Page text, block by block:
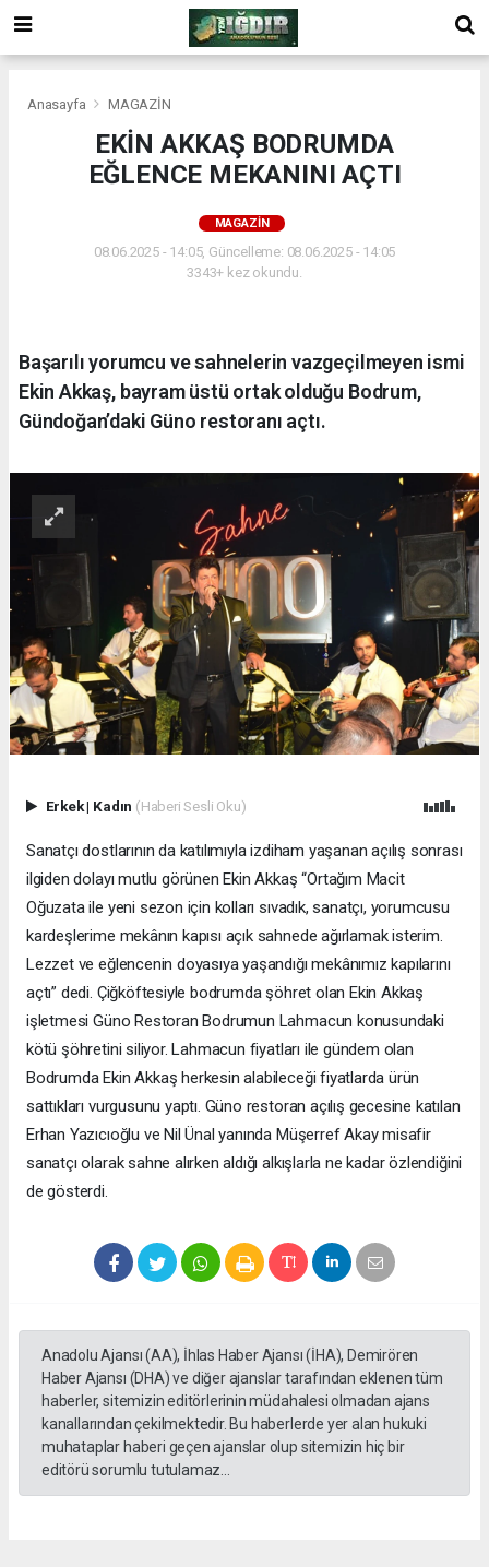
Anasayfa MAGAZİN
EKİN AKKAŞ BODRUMDA
EĞLENCE MEKANINI AÇTI
MAGAZİN
08.06.2025 - 14:05, Güncelleme: 08.06.2025 - 14:05
3343+ kez okundu.
Başarılı yorumcu ve sahnelerin vazgeçilmeyen ismi
Ekin Akkaş, bayram üstü ortak olduğu Bodrum,
Gündoğan’daki Güno restoranı açtı.
Erkek| Kadın (Haberi Sesli Oku)
Sanatçı dostlarının da katılımıyla izdiham yaşanan açılış sonrası
ilgiden dolayı mutlu görünen Ekin Akkaş “Ortağım Macit
Oğuzata ile yeni sezon için kolları sıvadık, sanatçı, yorumcusu
kardeşlerime mekânın kapısı açık sahnede ağırlamak isterim.
Lezzet ve eğlencenin doyasıya yaşandığı mekânımız kapılarını
açtı” dedi. Çiğköftesiyle bodrumda şöhret olan Ekin Akkaş
işletmesi Güno Restoran Bodrumun Lahmacun konusundaki
kötü şöhretini siliyor. Lahmacun fiyatları ile gündem olan
Bodrumda Ekin Akkaş herkesin alabileceği fiyatlarda ürün
sattıkları vurgusunu yaptı. Güno restoran açılış gecesine katılan
Erhan Yazıcıoğlu ve Nil Ünal yanında Müşerref Akay misafir
sanatçı olarak sahne alırken aldığı alkışlarla ne kadar özlendiğini
de gösterdi.
Anadolu Ajansı (AA), İhlas Haber Ajansı (İHA), Demirören
Haber Ajansı (DHA) ve diğer ajanslar tarafından eklenen tüm
haberler, sitemizin editörlerinin müdahalesi olmadan ajans
kanallarından çekilmektedir. Bu haberlerde yer alan hukuki
muhataplar haberi geçen ajanslar olup sitemizin hiç bir
editörü sorumlu tutulamaz...